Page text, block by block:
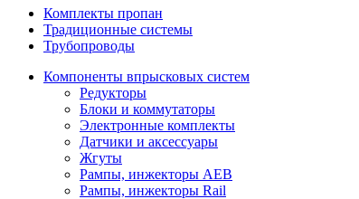
Комплекты пропан
Традиционные системы
Трубопроводы
Компоненты впрысковых систем
Редукторы
Блоки и коммутаторы
Электронные комплекты
Датчики и аксессуары
Жгуты
Рампы, инжекторы AEB
Рампы, инжекторы Rail